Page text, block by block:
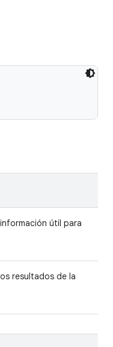
útil para
resultados de la